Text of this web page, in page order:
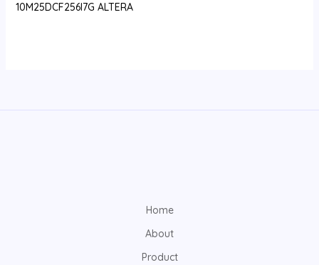
10M25DCF256I7G ALTERA
Home
About
Product